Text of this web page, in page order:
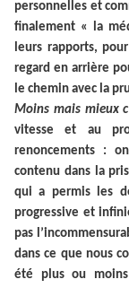
personnelles et
finalement « la
leurs rapports,
regard en arrière
le chemin avec la
Moins mais mieux
vitesse et au
renoncements :
contenu dans la
qui a permis les
progressive et
pas
dans ce que nous
été plus ou